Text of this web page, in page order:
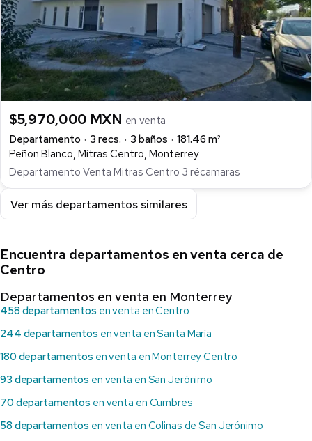
$5,970,000 MXN en venta
Departamento
3 recs. 3 baños
181.46 m²
Peñon Blanco, Mitras Centro, Monterrey
Departamento Venta Mitras Centro 3 récamaras
Ver más departamentos similares
Encuentra departamentos en venta cerca de
Centro
Departamentos en venta en Monterrey
458 departamentos en venta en Centro
244 departamentos en venta en Santa María
180 departamentos en venta en Monterrey Centro
93 departamentos en venta en San Jerónimo
70 departamentos en venta en Cumbres
58 departamentos en venta en Colinas de San Jerónimo